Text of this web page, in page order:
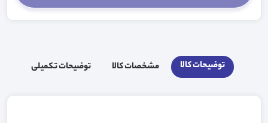
توضیحات کالا مشخصات کالا توضیحات تکمیلی